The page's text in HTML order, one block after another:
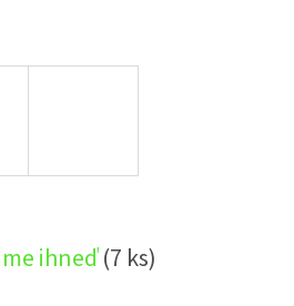
ihneď(7 ks)